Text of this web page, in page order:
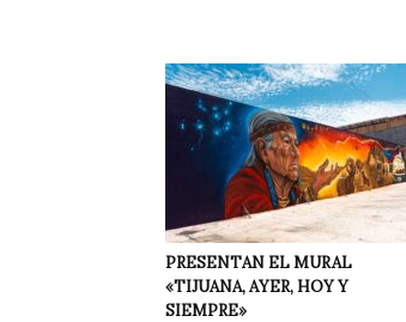
PRESENTAN EL MURAL
«TIJUANA, AYER, HOY Y
SIEMPRE»